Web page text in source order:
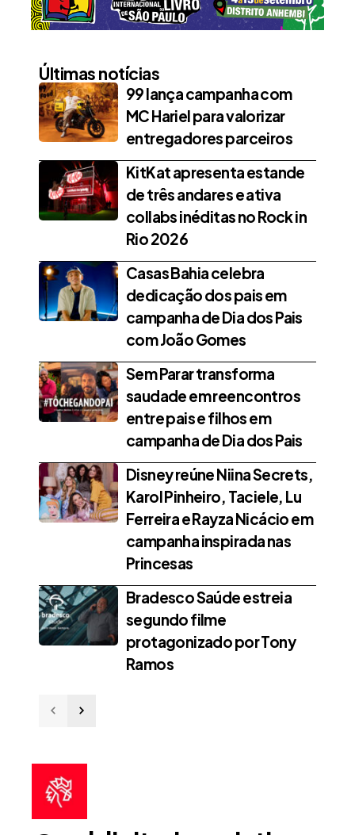
Últimas notícias
99 lança campanha com
MC Hariel para valorizar
entregadores parceiros
KitKat apresenta estande
de três andares e ativa
collabs inéditas no Rock in
Rio 2026
Casas Bahia celebra
dedicação dos pais em
campanha de Dia dos Pais
com João Gomes
Sem Parar transforma
saudade em reencontros
entre pais e filhos em
campanha de Dia dos Pais
Disney reúne Niina Secrets,
Karol Pinheiro, Taciele, Lu
Ferreira e Rayza Nicácio em
campanha inspirada nas
Princesas
Bradesco Saúde estreia
segundo filme
protagonizado por Tony
Ramos